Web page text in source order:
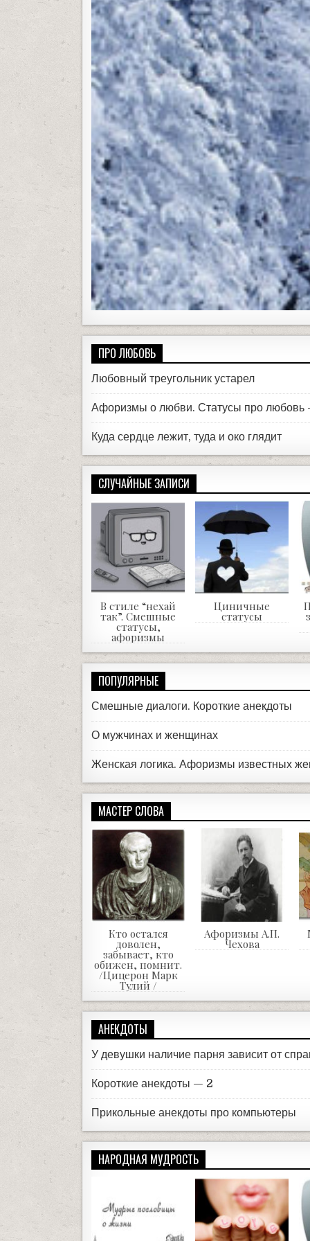
ПРО ЛЮБОВЬ
Любовный треугольник устарел
Афоризмы о любви. Статусы про
Куда сердце лежит, туда и око глядит
СЛУЧАЙНЫЕ ЗАПИСИ
В стиле “нехай
так”. Смешные
статусы,
афоризмы
Циничные
статусы
ПОПУЛЯРНЫЕ
Смешные диалоги. Короткие анекдоты
О мужчинах и женщинах
Женская логика. Афоризмы известных
МАСТЕР СЛОВА
Кто остался
доволен,
забывает, кто
обижен, помнит.
/Цицерон Марк
Тулий /
Афоризмы А.П.
Чехова
АНЕКДОТЫ
У девушки наличие парня зависит от
Короткие анекдоты — 2
Прикольные анекдоты про компьютеры
НАРОДНАЯ МУДРОСТЬ